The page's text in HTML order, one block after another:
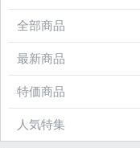
全部商品
最新商品
特価商品
人気特集